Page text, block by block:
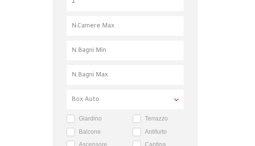
Giardino
Terrazzo
Balcone
Antifurto
Ascensore
Cantina